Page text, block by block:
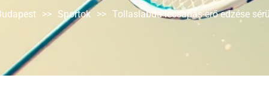
>> Sportok >> Tollaslabda lecsapás-erő edzése